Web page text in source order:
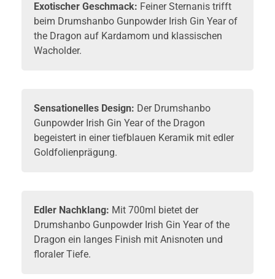
Exotischer Geschmack: Feiner Sternanis trifft
beim Drumshanbo Gunpowder Irish Gin Year of
the Dragon auf Kardamom und klassischen
Wacholder.
Sensationelles Design: Der Drumshanbo
Gunpowder Irish Gin Year of the Dragon
begeistert in einer tiefblauen Keramik mit edler
Goldfolienprägung.
Edler Nachklang: Mit 700ml bietet der
Drumshanbo Gunpowder Irish Gin Year of the
Dragon ein langes Finish mit Anisnoten und
floraler Tiefe.